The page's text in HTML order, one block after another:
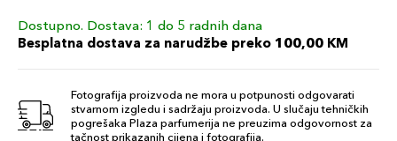
80ML
Šifra artikla
238,00 KM
80ml 270,00 KM
Dostupno. Dostava: 1 do 5 radnih dana
Besplatna dostava za narudžbe preko 100,00 KM
Fotografija proizvoda ne mora u potpunosti odgovarati
stvarnom izgledu i sadržaju proizvoda. U slučaju tehničkih
pogrešaka Plaza parfumerija ne preuzima odgovornost za
tačnost prikazanih cijena i fotografija.